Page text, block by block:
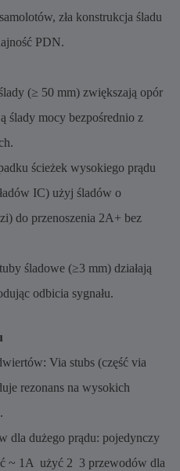
zła konstrukcja śladu
PDN.
(≥ 50 mm) zwiększają opór
ślady mocy bezpośrednio z
ścieżek wysokiego prądu
IC) użyj śladów o
do przenoszenia 2A+ bez
śladowe (≥3 mm) działają
odbicia sygnału.
Via stubs (część via
rezonans na wysokich
dla dużego prądu: pojedynczy
1A  użyć 2  3 przewodów dla